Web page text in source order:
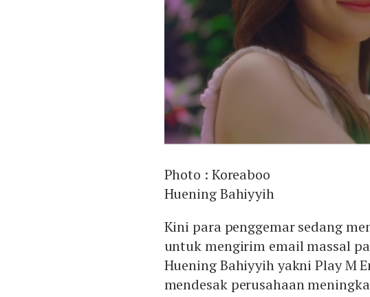
Photo : Koreaboo
Huening Bahiyyih
Kini para penggemar sedang
untuk mengirim email massal
Huening Bahiyyih yakni Play M
mendesak perusahaan